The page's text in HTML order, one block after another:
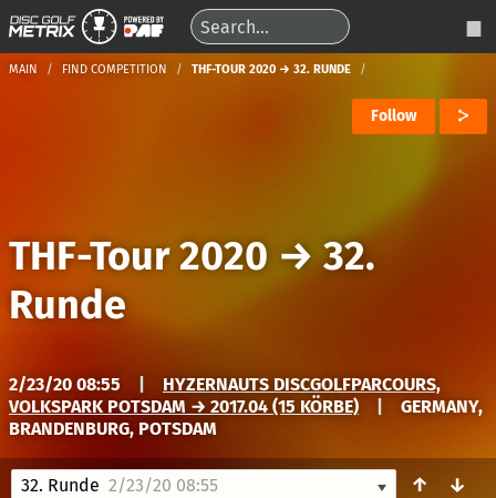
MAIN FIND COMPETITION THF-TOUR 2020 → 32. RUNDE
Follow
THF-Tour 2020 →32.
Runde
2/23/20 08:55
HYZERNAUTS DISCGOLFPARCOURS,
VOLKSPARK POTSDAM → 2017.04 (15 KÖRBE)
GERMANY,
BRANDENBURG, POTSDAM
32. Runde 2/23/20 08:55 ↑ ↓